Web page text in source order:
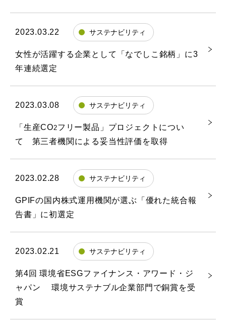
2023.03.22 サステナビリティ
女性が活躍する企業として「なでしこ銘柄」に3
年連続選定
2023.03.08 サステナビリティ
「生産CO2フリー製品」プロジェクトについ
て 第三者機関による妥当性評価を取得
2023.02.28 サステナビリティ
GPIFの国内株式運用機関が選ぶ「優れた統合報
告書」に初選定
2023.02.21 サステナビリティ
第4回 環境省ESGファイナンス・アワード・ジ
ャパン 環境サステナブル企業部門で銅賞を受
賞